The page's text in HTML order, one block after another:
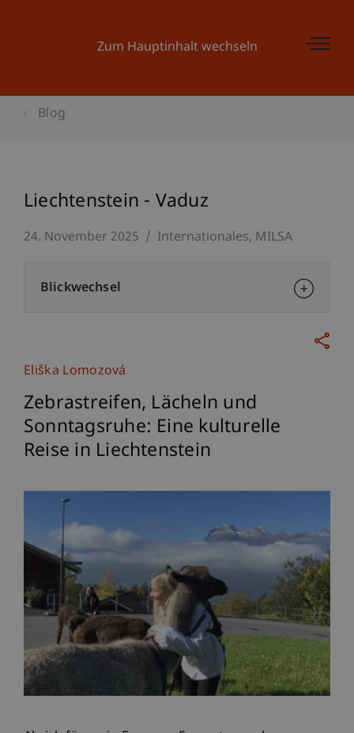
Zum Hauptinhalt wechseln
Blog
Liechtenstein - Vaduz
24. November 2025 Internationales MILSA
Eliška Lomozová
Zebrastreifen, Lächeln und
Sonntagsruhe: Eine kulturelle
Reise in Liechtenstein
Blickwechsel